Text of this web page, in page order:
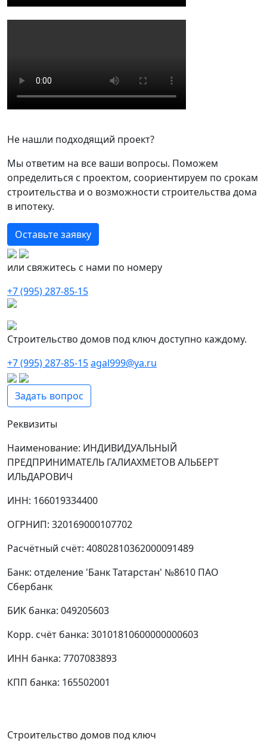
Не нашли подходящий проект?
Мы ответим на все ваши вопросы. Поможем
определиться с проектом, соориентируем по срокам
строительства и о возможности строительства дома
в ипотеку.
Оставьте заявку
или свяжитесь с нами по номеру
+7 (995) 287-85-15
Строительство домов под ключ доступно каждому.
+7 (995) 287-85-15agal999@ya.ru
Задать вопрос
Реквизиты
Наименование: ИНДИВИДУАЛЬНЫЙ
ПРЕДПРИНИМАТЕЛЬ ГАЛИАХМЕТОВ АЛЬБЕРТ
ИЛЬДАРОВИЧ
ИНН: 166019334400
ОГРНИП: 320169000107702
Расчётный счёт: 40802810362000091489
Банк: отделение 'Банк Татарстан' №8610 ПАО
Сбербанк
БИК банка: 049205603
Корр. счёт банка: 30101810600000000603
ИНН банка: 7707083893
КПП банка: 165502001
Строительство домов под ключ